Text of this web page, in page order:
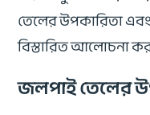
তেলের উপকারিতা
বিস্তারিত আলোচনা
জলপাই তেলের